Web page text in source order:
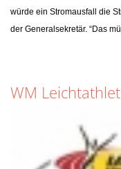
würde ein Stromausfall die
der Generalsekretär. “Das
WM